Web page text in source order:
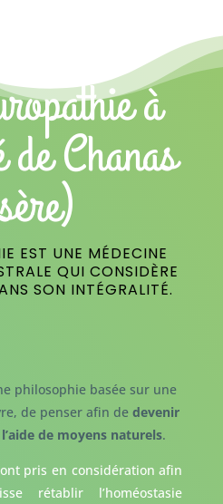
à
Chanas
EST UNE MÉDECINE
QUI CONSIDÈRE
SON INTÉGRALITÉ.
philosophie basée sur une
de penser afin de devenir
de moyens naturels.
pris en considération afin
rétablir l’homéostasie